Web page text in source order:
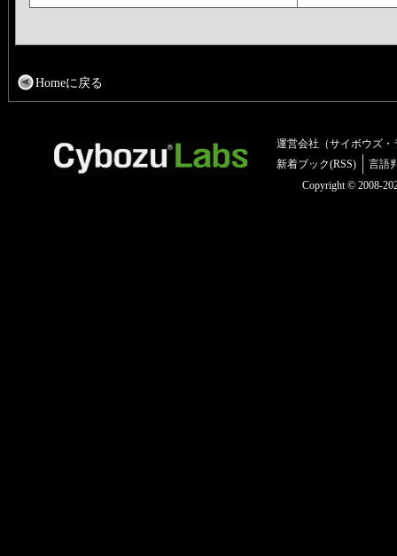
Homeに戻る
運営会社（サイボウズ・
新着ブック(RSS)
言語
Copyright © 2008-